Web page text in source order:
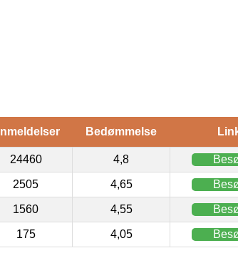
Bedømmelse
24460 4,8
2505 4,65
1560 4,55
175 4,05